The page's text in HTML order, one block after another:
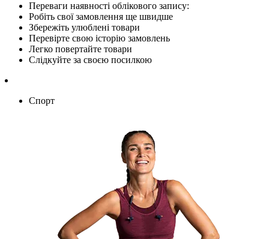
Переваги наявності облікового запису:
Робіть свої замовлення ще швидше
Збережіть улюблені товари
Перевірте свою історію замовлень
Легко повертайте товари
Слідкуйте за своєю посилкою
Спорт